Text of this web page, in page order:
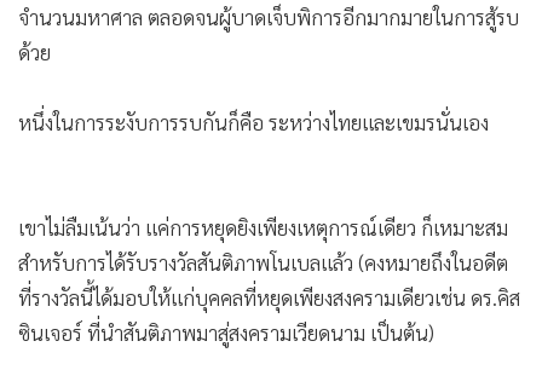
• ชุมชน-คุณภาพชีวิต
• อาชญากรรม
• เกม
• หุ้น
• อินโดจีน
• กองทุนรวม
• Celeb Online
ปลายเดือนกันยายนที่ผ่านมา ปธน.ทรัมป์ ได้อวดสรรพคุณผล
โดยเน้นว่า การทำให้เกิดสันติภาพโดยการหยุดยิงระหว่างสอง
ประเทศคู่อริหรือคู่สงคราม ก็จะเป็นการช่วยรักษาชีวิตของทหาร
ทั้งสองฝ่าย ไม่ต้องมีการสูญเสียท่ามกลางการห้ำหั่นในการรบ
รวมทั้งชีวิตของพลเรือนที่ต้องสูญเสียท่ามกลางสงครามเป็น
จำนวนมหาศาล ตลอดจนผู้บาดเจ็บพิการอีกมากมายในการสู้รบ